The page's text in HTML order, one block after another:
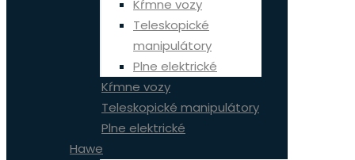
Kŕmne vozy
Teleskopické
manipulátory
Plne elektrické
Kŕmne vozy
Teleskopické manipulátory
Plne elektrické
Hawe